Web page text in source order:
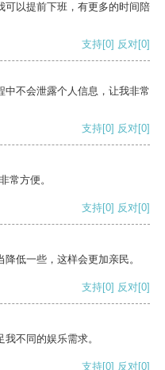
可以提前下班，有更多的时间陪
支持[0] 反对[0]
中不会泄露个人信息，让我非常
支持[0] 反对[0]
常方便。
支持[0] 反对[0]
低一些，这样会更加亲民。
支持[0] 反对[0]
不同的娱乐需求。
支持[0] 反对[0]